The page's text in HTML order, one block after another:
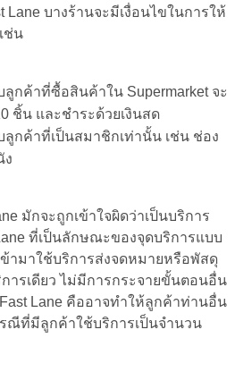
Lane บางร้านจะมีเงื่อนไขในการให้
ช่น
กค้าที่ซื้อสินค้าใน Supermarket จะ
ชิ้น และชำระด้วยเงินสด
ลูกค้าที่เป็นสมาชิกเท่านั้น เช่น ช่อง
ง
มักจะถูกเข้าใจผิดว่าเป็นบริการ
ที่เป็นลักษณะของจุดบริการแบบ
ข้ามาใช้บริการส่งจดหมายหรือพัสดุ
ารเดียว ไม่มีการกระจายขั้นตอนอื่น
Lane คืออาจทำให้ลูกค้าท่านอื่น
ณีที่มีลูกค้าใช้บริการเป็นจำนวน